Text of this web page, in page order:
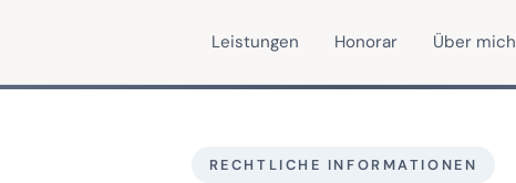
Leistungen Honorar Über mich
RECHTLICHE INFORMATIONEN